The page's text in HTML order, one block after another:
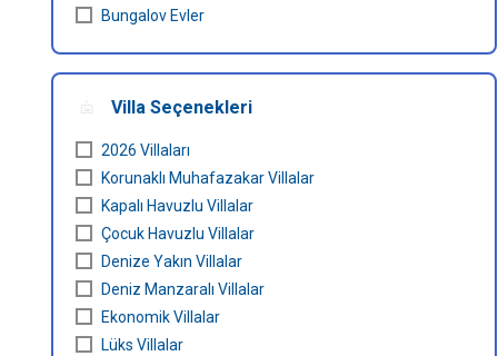
Antalya / Kalkan / Kınık
Antalya / Kalkan / Aklar
Antalya / Kalkan / Akbel
Antalya / Kalkan / İkizce
Antalya / Kalkan / Kızıltaş
Antalya / Kalkan / Gelemiş
Antalya / Kalkan / Ova
Antalya / Kaş
Antalya / Kaş / Kaş
Antalya / Kaş / Sarıbelen
Bungalov Evler
Villa Seçenekleri
2026 Villaları
Korunaklı Muhafazakar Villalar
Kapalı Havuzlu Villalar
Çocuk Havuzlu Villalar
Denize Yakın Villalar
Deniz Manzaralı Villalar
Ekonomik Villalar
Lüks Villalar